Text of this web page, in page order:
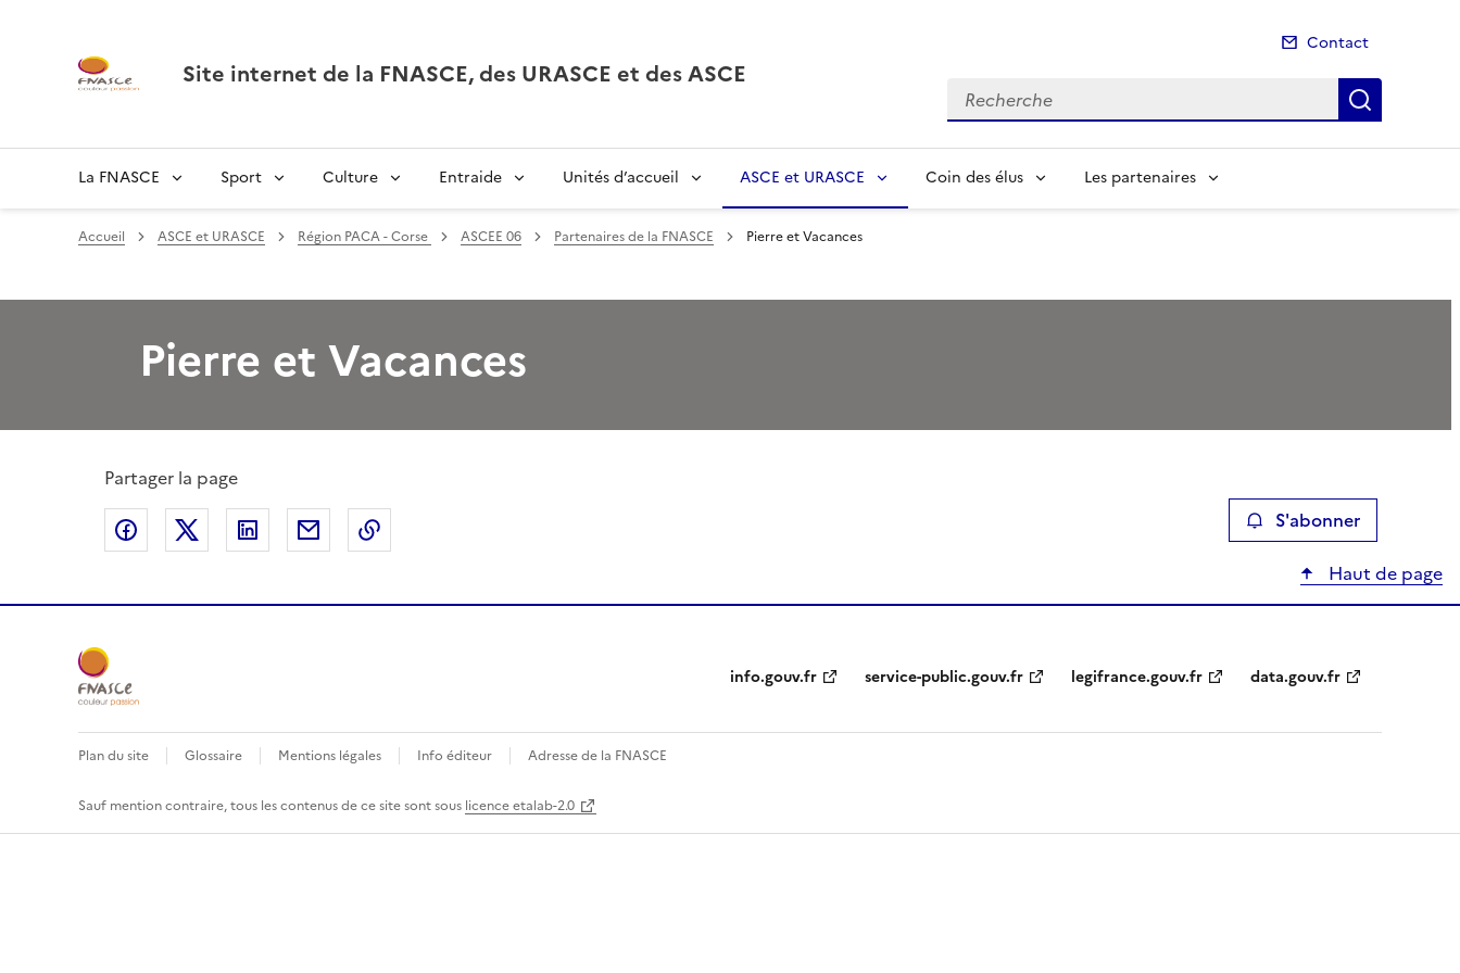
Site internet de la FNASCE, des URASCE et des ASCE
Contact
Recherche
La FNASCE Sport Culture Entraide Unités d’accueil ASCE et URASCE Coin des élus Les partenaires
Accueil ASCE et URASCE Région PACA - Corse ASCEE 06 Partenaires de la FNASCE Pierre et Vacances
Pierre et Vacances
Partager la page
Partager sur Facebook
Partager sur XPartager sur LinkedIn
Partager par email S'abonner
Haut de page
info.gouv.fr service-public.gouv.fr legifrance.gouv.fr data.gouv.fr
Plan du site Glossaire Mentions légales Info éditeur Adresse de la FNASCE
Sauf mention contraire, tous les contenus de ce site sont sous licence etalab-2.0